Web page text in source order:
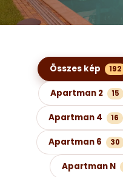
Képgaléria
Összes kép 192
Apartman 2 15
Apartman 4 16
Apartman 6 30
Apartman N